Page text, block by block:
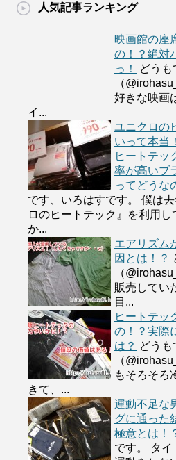
人気記事ランキング
映画館の座
の！？絶対
っ！
どうも
（
好きな映画
イ...
ユニクロの
いって本当
ヒートテッ
率が高いブ
ってどうな
です、いろはすです。 僕は
ロのヒートテック』を利用
か...
エアリズム
因とは！？
（
販売してい
目...
ヒートテッ
の！？実際
は？ どうも
（
もそろそろ
きて、...
運動不足な
グに通った
極意とは！
です。 タ